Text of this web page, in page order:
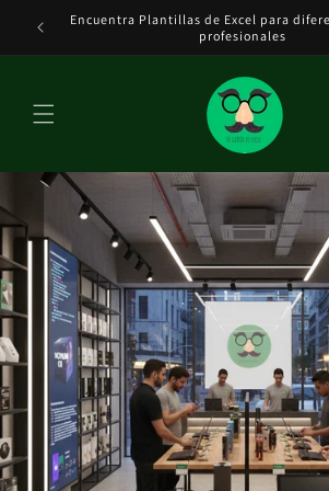
directamenteEncuentra Plantillas de Excel para
profesionales